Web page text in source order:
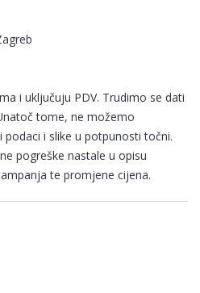
i uključuju PDV. Trudimo se dati
tome, ne možemo
podaci i slike u potpunosti točni.
pogreške nastale u opisu
te promjene cijena.